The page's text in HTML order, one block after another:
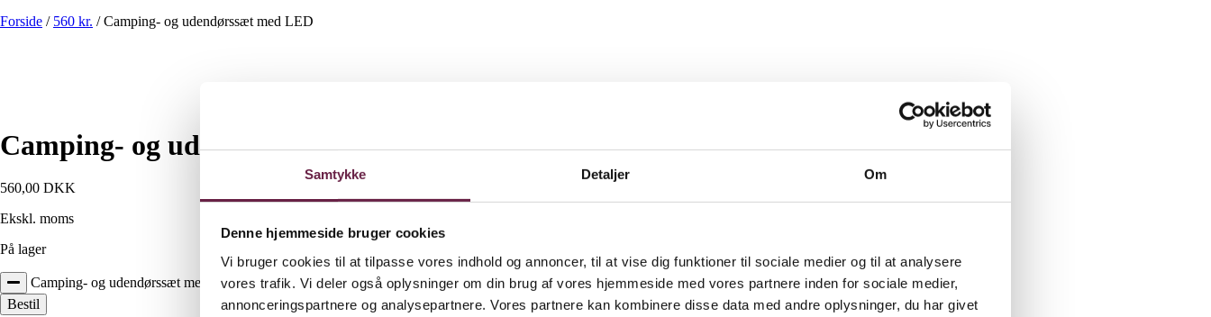
Samtykke Detaljer Om
Denne hjemmeside bruger cookies
Vi bruger cookies til at tilpasse vores indhold og annoncer, til at vise dig funktioner til sociale medier og til at analysere
vores trafik. Vi deler også oplysninger om din brug af vores hjemmeside med vores partnere inden for sociale medier,
annonceringspartnere og analysepartnere. Vores partnere kan kombinere disse data med andre oplysninger, du har givet
Forside / 560 kr. /Camping- og udendørssæt med LED
Camping- og udendørssæt med LED
560,00 DKK
Ekskl. moms
På lager
Camping- og udendørssæt med LED antal
Bestil